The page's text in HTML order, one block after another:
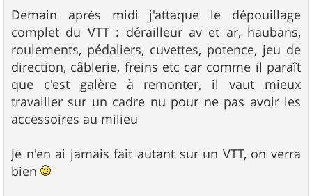
Demain après midi j'attaque le dépouillage
complet du VTT : dérailleur av et ar, haubans,
roulements, pédaliers, cuvettes, potence, jeu de
direction, câblerie, freins etc car comme il paraît
que c'est galère à remonter, il vaut mieux
travailler sur un cadre nu pour ne pas avoir les
accessoires au milieu
Je n'en ai jamais fait autant sur un VTT, on verra
bien